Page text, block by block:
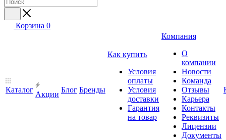
Корзина 0
Каталог
Акции
Блог Бренды
Как купить
Условия
оплаты
Условия
доставки
Гарантия
на товар
Компания
О
компании
Новости
Команда
Отзывы
Карьера
Контакты
Реквизиты
Лицензии
Документы